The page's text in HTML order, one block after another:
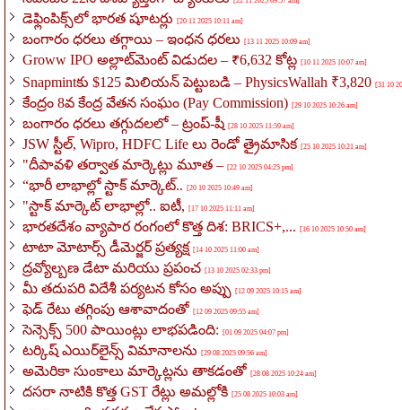
డెఫ్లింపిక్స్‌లో భారత షూటర్లు [20 11 2025 10:11 am]
బంగారం ధరలు తగ్గాయి – ఇంధన ధరలు [13 11 2025 10:09 am]
Groww IPO అల్లాట్‌మెంట్ విడుదల – ₹6,632 కోట్ల [10 11 2025 10:07 am]
Snapmintకు $125 మిలియన్ పెట్టుబడి – PhysicsWallah ₹3,820 [31 10
కేంద్రం 8వ కేంద్ర వేతన సంఘం (Pay Commission) [29 10 2025 10:26 am]
బంగారం ధరలు తగ్గుదలలో – ట్రంప్-షీ [28 10 2025 11:59 am]
JSW స్టీల్, Wipro, HDFC Life లు రెండో త్రైమాసిక [25 10 2025 10:21 am]
"దీపావళి తర్వాత మార్కెట్లు మూత – [22 10 2025 04:25 pm]
“భారీ లాభాల్లో స్టాక్ మార్కెట్.. [20 10 2025 10:49 am]
"స్టాక్ మార్కెట్ లాభాల్లో.. ఐటీ, [17 10 2025 11:11 am]
భారతదేశం వ్యాపార రంగంలో కొత్త దిశ: BRICS+,... [16 10 2025 10:50 am]
టాటా మోటార్స్ డీమెర్జర్ ప్రత్యక్ష [14 10 2025 11:00 am]
ద్రవ్యోల్బణ డేటా మరియు ప్రపంచ [13 10 2025 02:33 pm]
మీ తదుపరి విదేశీ పర్యటన కోసం అప్పు [12 09 2025 10:15 am]
ఫెడ్ రేటు తగ్గింపు ఆశావాదంతో [12 09 2025 09:55 am]
సెన్సెక్స్ 500 పాయింట్లు లాభపడింది: [01 09 2025 04:07 pm]
టర్కిష్ ఎయిర్‌లైన్స్ విమానాలను [29 08 2025 09:56 am]
అమెరికా సుంకాలు మార్కెట్లను తాకడంతో [28 08 2025 10:24 am]
దసరా నాటికి కొత్త GST రేట్లు అమల్లోకి [25 08 2025 10:03 am]